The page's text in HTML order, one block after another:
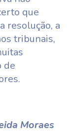
que
resolução, a
tribunais,
de
Moraes